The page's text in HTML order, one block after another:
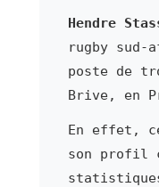
Hendre
rugby sud-
poste de
Brive, en
En effet,
son profil